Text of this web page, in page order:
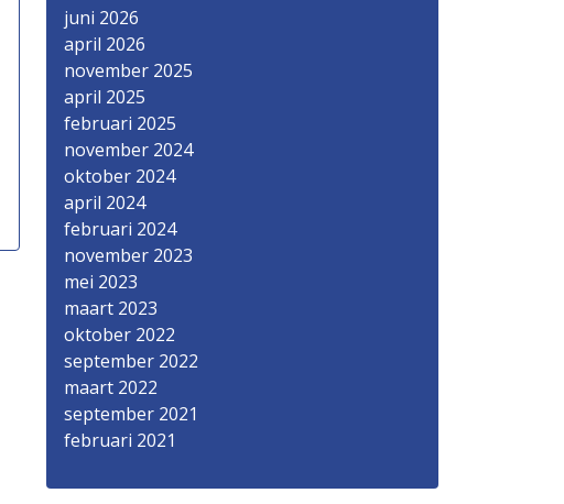
juni 2026
april 2026
november 2025
april 2025
februari 2025
november 2024
oktober 2024
april 2024
februari 2024
november 2023
mei 2023
maart 2023
oktober 2022
september 2022
maart 2022
september 2021
februari 2021